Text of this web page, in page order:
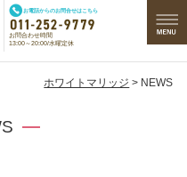
お電話からのお問合せはこちら
お問合わせ時間
13:00～20:00/水曜定休
ホワイトマリッジ > NEWS